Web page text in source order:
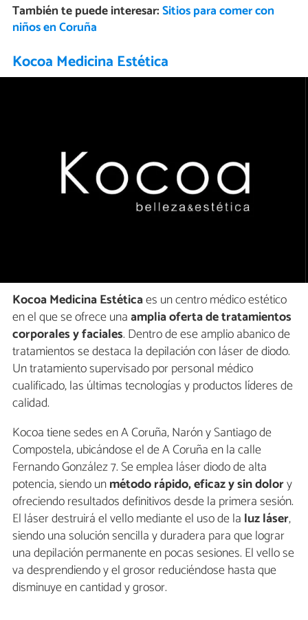
También te puede interesar:Sitios para comer con
niños en Coruña
Kocoa Medicina Estética
Kocoa Medicina Estéticaes un centro médico estético
en el que se ofrece unaamplia oferta de tratamientos
corporales y faciales. Dentro de ese amplio abanico de
tratamientos se destaca la depilación con láser de diodo.
Un tratamiento supervisado por personal médico
cualificado, las últimas tecnologías y productos líderes de
calidad.
Kocoa tiene sedes en A Coruña, Narón y Santiago de
Compostela, ubicándose el de A Coruña en la calle
Fernando González 7. Se emplea láser diodo de alta
potencia, siendo unmétodo rápido, eficaz y sin dolory
ofreciendo resultados definitivos desde la primera sesión.
El láser destruirá el vello mediante el uso de la luz láser,
siendo una solución sencilla y duradera para que lograr
una depilación permanente en pocas sesiones. El vello se
va desprendiendo y el grosor reduciéndose hasta que
disminuye en cantidad y grosor.